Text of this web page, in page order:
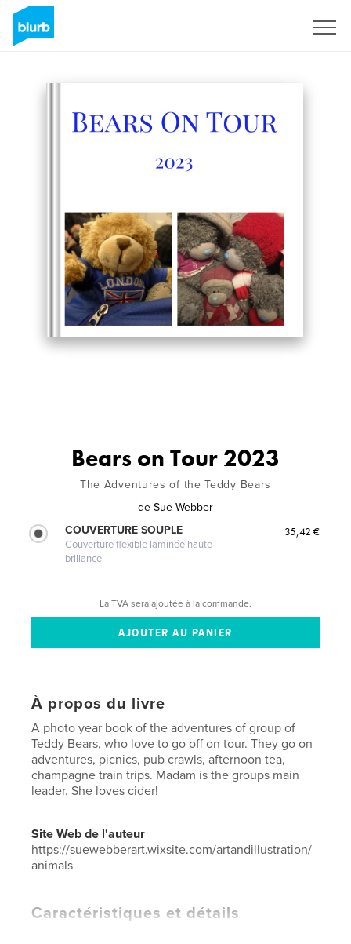
Bears on Tour 2023
The Adventures of the Teddy Bears
de Sue Webber
COUVERTURE SOUPLE
Couverture flexible laminée haute
brillance
35,42 €
La TVA sera ajoutée à la commande.
À propos du livre
A photo year book of the adventures of group of
Teddy Bears, who love to go off on tour. They go on
adventures, picnics, pub crawls, afternoon tea,
champagne train trips. Madam is the groups main
leader. She loves cider!
Site Web de l'auteur
https://suewebberart.wixsite.com/artandillustration/
animals
Caractéristiques et détails